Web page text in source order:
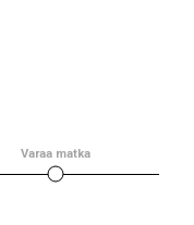
Varaa matka